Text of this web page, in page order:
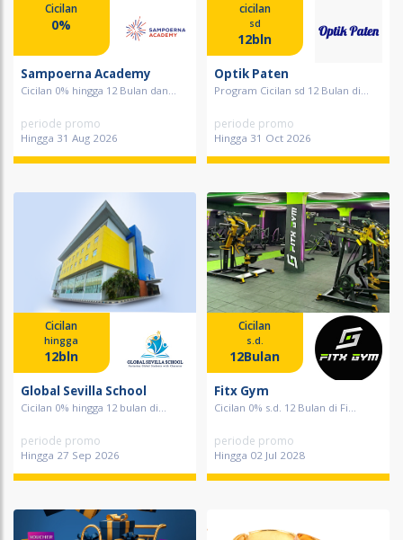
Cicilan
0%
Sampoerna Academy
Cicilan 0% hingga 12 Bulan dan...
periode promo
Hingga 31 Aug 2026
cicilan
sd
12bln
Optik Paten
Program Cicilan sd 12 Bulan di...
periode promo
Hingga 31 Oct 2026
Cicilan
hingga
12bln
Global Sevilla School
Cicilan 0% hingga 12 bulan di...
periode promo
Hingga 27 Sep 2026
Cicilan
s.d.
12Bulan
Fitx Gym
Cicilan 0% s.d. 12 Bulan di Fi...
periode promo
Hingga 02 Jul 2028